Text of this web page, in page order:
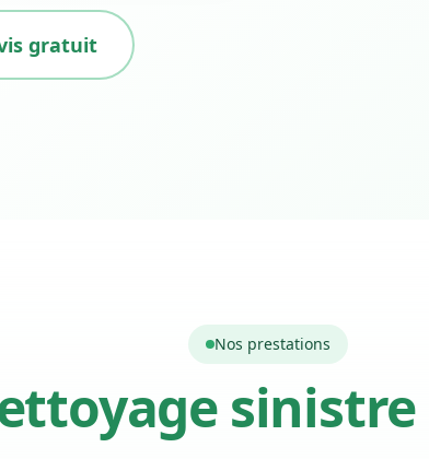
gratuit
Nos prestations
sinistre